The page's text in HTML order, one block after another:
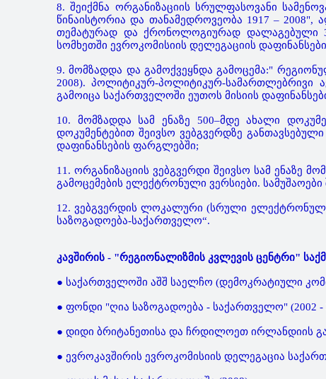
8. შეიქმნა ორგანიზაციის სრულფასოვანი
წინაისტორია და თანამედროვეობა 1917 – 2008",
თემატურად და ქრონოლოგიურად დალაგებული
სომხეთში ევროკომისიის დელეგაციის
9. მომზადდა და გამოქვეყნდა გამოცემა:"
2008). პოლიტიკურ-პოლიტიკურ-სამართლებრივი
გამოიცა საქართველოში ეუთოს მისიის
10. მომზადდა სამ ენაზე 500–მდე ახალი
დოკუმენტებით შეივსო ვებგვერდზე
დაფინანსების ფარგლებში;
11. ორგანიზაციის ვებგვერდი შეივსო სამ ენაზე
გამოცემების ელექტრონული ვერსიები.
12. ვებგვერდის ლოკალური (სრული ელექტრონული)
საზოგადოება-საქართველო“.
კავშირის - "რეგიონალიზმის კვლევის ცენტრი"
● საქართველოში აშშ საელჩო (დემოკრატიული
● ფონდი "ღია საზოგადოება - საქართველო" (2002 -
● დიდი ბრიტანეთისა და ჩრდილოეთ ირლანდიის
● ევროკავშირის ევროკომისიის დელეგაცია